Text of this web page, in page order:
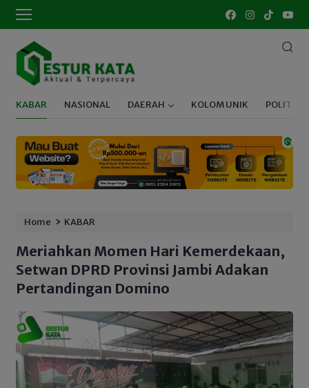
KABAR NASIONAL DAERAH KOLOM UNIK POLITIK
Home › KABAR
Meriahkan Momen Hari Kemerdekaan,
Setwan DPRD Provinsi Jambi Adakan
Pertandingan Domino